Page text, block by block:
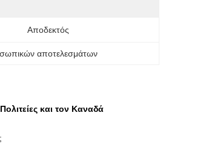
Αποδεκτός
αποτελεσμάτων
και τον Καναδά